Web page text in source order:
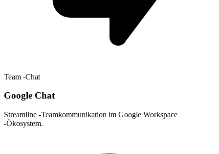
Team -Chat
Google Chat
Streamline -Teamkommunikation im Google Workspace
-Ökosystem.